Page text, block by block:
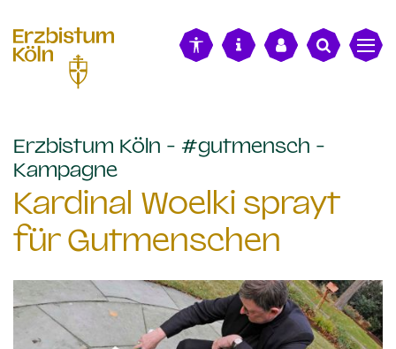
Erzbistum Köln - #gutmensch -
Kampagne:
Kardinal Woelki sprayt
für Gutmenschen